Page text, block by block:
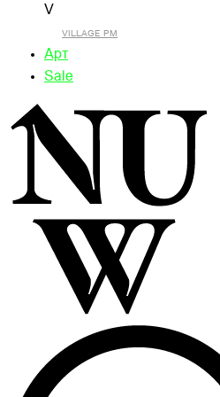
V
VILLAGE PM
Арт
Sale